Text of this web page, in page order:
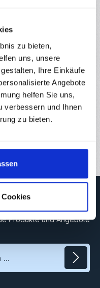
zu bieten,
uns, unsere
Ihre Einkäufe
Angebote
helfen Sie uns,
verbessern und Ihnen
zu bieten.
Robotik, Arduino,
mit
erscheinenden
Produkte und Angebote